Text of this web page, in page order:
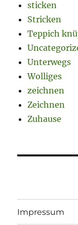
sticken
Stricken
Teppich
Unterwegs
Wolliges
zeichnen
Zeichnen
Zuhause
Impressum